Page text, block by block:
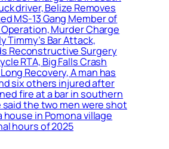
driver, Belize Removes
MS-13 Gang Member of
Murder Charge
Timmy’s Bar Attack,
Reconstructive Surgery
RTA, Big Falls Crash
Recovery, A man has
six others injured after
fire at a bar in southern
said the two men were shot
house in Pomona village
hours of 2025